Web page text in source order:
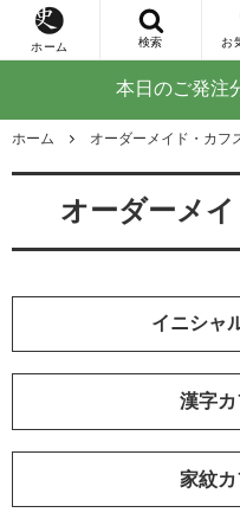
ホーム 検索 お
本日のご発注
ホーム オーダーメイド・カフ
オーダーメ
イニシャ
漢字
家紋